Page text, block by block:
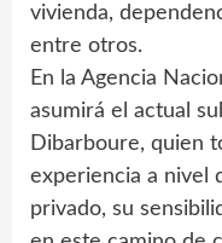
vivienda,
entre otros.
En la Agencia
asumirá el actual
Dibarboure, quien
experiencia a nivel
privado, su